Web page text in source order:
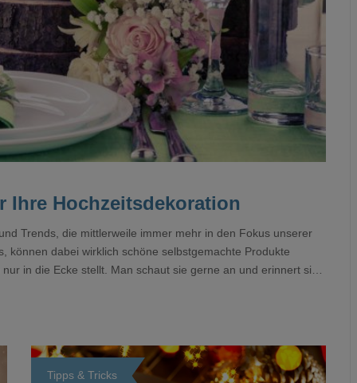
Ihre Hochzeitsdekoration
Trends, die mittlerweile immer mehr in den Fokus unserer
können dabei wirklich schöne selbstgemachte Produkte
in die Ecke stellt. Man schaut sie gerne an und erinnert sich
hat.
Tipps & Tricks